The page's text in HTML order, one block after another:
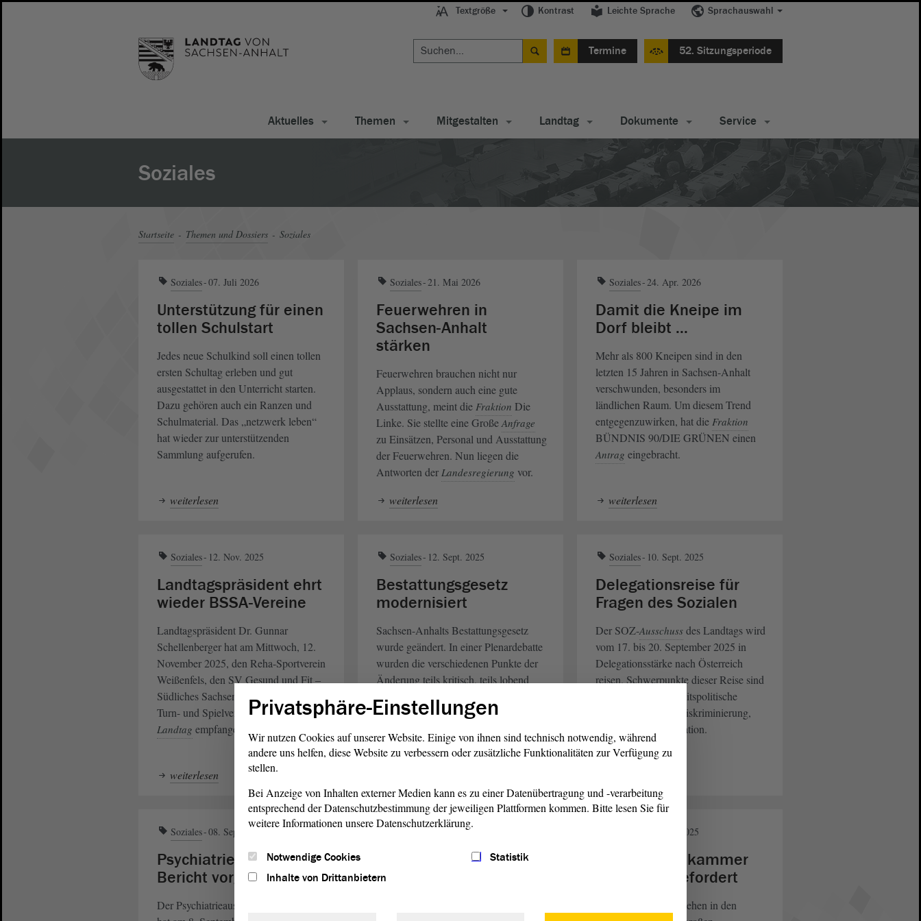
Textgröße Kontrast Leichte Sprache Sprachauswahl
Termine 52. Sitzungsperiode
Aktuelles Themen Mitgestalten Landtag Dokumente Service
Soziales
Startseite Themen und Dossiers Soziales
Soziales 07. Juli 2026
Unterstützung für einen
tollen Schulstart
Jedes neue Schulkind soll einen tollen
ersten Schultag erleben und gut
ausgestattet in den Unterricht starten.
Dazu gehören auch ein Ranzen und
Schulmaterial. Das „netzwerk leben“
hat wieder zur unterstützenden
Sammlung aufgerufen.
weiterlesen
Soziales 21. Mai 2026
Feuerwehren in
Sachsen-Anhalt
stärken
Feuerwehren brauchen nicht nur
Applaus, sondern auch eine gute
Ausstattung, meint die Fraktion Die
Linke. Sie stellte eine Große Anfrage
zu Einsätzen, Personal und Ausstattung
der Feuerwehren. Nun liegen die
Antworten der Landesregierung vor.
weiterlesen
Soziales 24. Apr. 2026
Damit die Kneipe im
Dorf bleibt ...
Mehr als 800 Kneipen sind in den
letzten 15 Jahren in Sachsen-Anhalt
verschwunden, besonders im
ländlichen Raum. Um diesem Trend
entgegenzuwirken, hat die Fraktion
BÜNDNIS 90/DIE GRÜNEN einen
Antrag eingebracht.
weiterlesen
Soziales 12. Nov. 2025
Landtagspräsident ehrt
wieder BSSA-Vereine
Landtagspräsident Dr. Gunnar
Schellenberger hat am Mittwoch, 12.
November 2025, den Reha-Sportverein
Weißenfels, den SV Gesund und Fit ‒
Südliches Sachsen-Anhalt und den
Turn- und Spielverein 78 Holleben im
Landtag empfangen.
weiterlesen
Soziales 12. Sept. 2025
Bestattungsgesetz
modernisiert
Sachsen-Anhalts Bestattungsgesetz
wurde geändert. In einer Plenardebatte
wurden die verschiedenen Punkte der
Änderung teils kritisch, teils lobend
am Fehlen verschiedener Regelungen.
Soziales 10. Sept. 2025
Delegationsreise für
Fragen des Sozialen
Der SOZ-Ausschussdes Landtags wird
vom 17. bis 20. September 2025 in
Delegationsstärke nach Österreich
reisen. Schwerpunkte dieser Reise sind
sozial- und gesundheitspolitische
Themen sowie Antidiskriminierung,
Inklusion und Integration.
Soziales 08. Sept. 2025
Psychiatrieausschuss:
Bericht vorgestellt
Der Psychiatrieausschuss des Landes
Soziales 21. Aug. 2025
Entkriminalisierung
statt Stigmatisierung
23. Jan. 2025
Pflegeberufekammer
in Petition gefordert
Pflegeinrichtungen stehen in den
Privatsphäre-Einstellungen
Wir nutzen Cookies auf unserer Website. Einige von ihnen sind technisch notwendig, während
andere uns helfen, diese Website zu verbessern oder zusätzliche Funktionalitäten zur Verfügung zu
stellen.
Bei Anzeige von Inhalten externer Medien kann es zu einer Datenübertragung und -verarbeitung
entsprechend der Datenschutzbestimmung der jeweiligen Plattformen kommen. Bitte lesen Sie für
weitere Informationen unsere Datenschutzerklärung.
Notwendige Cookies
Statistik
Inhalte von Drittanbietern